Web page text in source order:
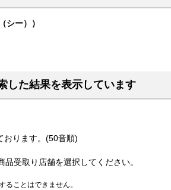
ー））
した結果を表示しています
おります。(50音順)
受取り店舗を選択してください。
ることはできません。